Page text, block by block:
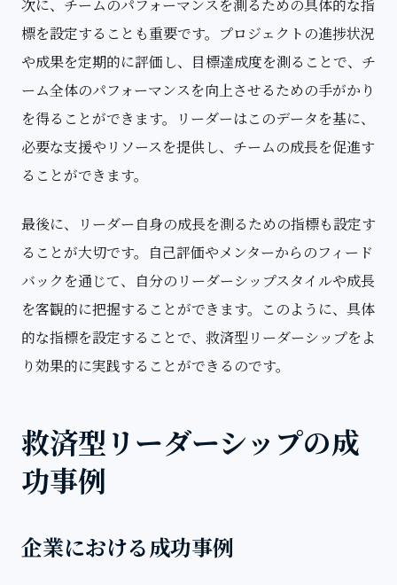
次に、チームのパフォーマンスを測るための具体的な指
標を設定することも重要です。プロジェクトの進捗状況
や成果を定期的に評価し、目標達成度を測ることで、チ
ーム全体のパフォーマンスを向上させるための手がかり
を得ることができます。リーダーはこのデータを基に、
必要な支援やリソースを提供し、チームの成長を促進す
ることができます。
最後に、リーダー自身の成長を測るための指標も設定す
ることが大切です。自己評価やメンターからのフィード
バックを通じて、自分のリーダーシップスタイルや成長
を客観的に把握することができます。このように、具体
的な指標を設定することで、救済型リーダーシップをよ
り効果的に実践することができるのです。
救済型リーダーシップの成
功事例
企業における成功事例